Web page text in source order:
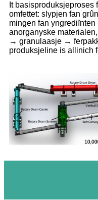
It basisproduksjeproses
omfettet: slypjen fan
mingen fan
anorganyske
→ granulaasje →
produksjeline is allinich